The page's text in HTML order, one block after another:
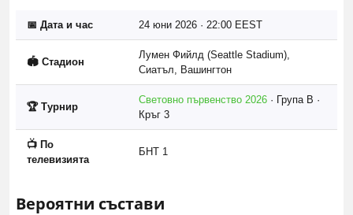
📅 Дата и час 24 юни 2026 · 22:00 EEST
🏟️ Стадион
Лумен Фийлд (Seattle Stadium),
Сиатъл, Вашингтон
🏆 Турнир
Световно първенство 2026 · Група B ·
Кръг 3
📺 По
телевизията
БНТ 1
Вероятни състави